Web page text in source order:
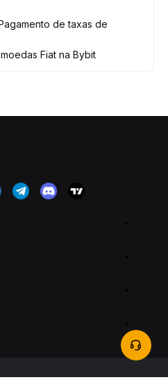
de taxas de
Fiat na Bybit